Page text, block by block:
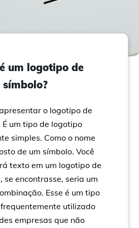
um logotipo de
símbolo?
o logotipo de
É um tipo de logotipo
simples. Como o nome
de um símbolo. Você
texto em um logotipo de
se encontrasse, seria um
Esse é um tipo
utilizado
empresas que não